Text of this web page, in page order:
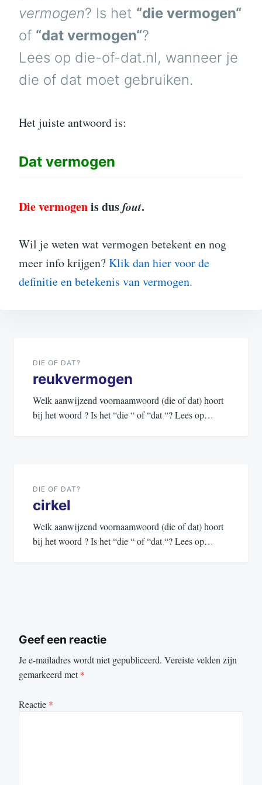
vermogen? Is het “die vermogen“
of “dat vermogen“?
Lees op die-of-dat.nl, wanneer je
die of dat moet gebruiken.
Het juiste antwoord is:
Dat vermogen
Die vermogenis dusfout.
Wil je weten wat vermogen betekent en nog
meer info krijgen?Klik dan hier voor de
definitie en betekenis van vermogen.
navigatie
DIE OF DAT?
reukvermogen
Welk aanwijzend voornaamwoord (die of dat) hoort
bij het woord ? Is het “die “ of “dat “? Lees op…
DIE OF DAT?
cirkel
Welk aanwijzend voornaamwoord (die of dat) hoort
bij het woord ? Is het “die “ of “dat “? Lees op…
Geef een reactie
Je e-mailadres wordt niet gepubliceerd. Vereiste velden zijn
gemarkeerd met*
Reactie *